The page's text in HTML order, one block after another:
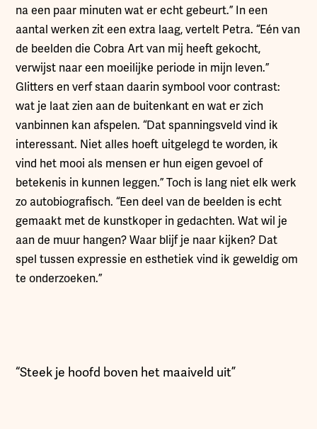
na een paar minuten wat er echt gebeurt.” In een
aantal werken zit een extra laag, vertelt Petra. “Eén van
de beelden die Cobra Art van mij heeft gekocht,
verwijst naar een moeilijke periode in mijn leven.”
Glitters en verf staan daarin symbool voor contrast:
wat je laat zien aan de buitenkant en wat er zich
vanbinnen kan afspelen. “Dat spanningsveld vind ik
interessant. Niet alles hoeft uitgelegd te worden, ik
vind het mooi als mensen er hun eigen gevoel of
betekenis in kunnen leggen.” Toch is lang niet elk werk
zo autobiografisch. “Een deel van de beelden is echt
gemaakt met de kunstkoper in gedachten. Wat wil je
aan de muur hangen? Waar blijf je naar kijken? Dat
spel tussen expressie en esthetiek vind ik geweldig om
te onderzoeken.”
“Steek je hoofd boven het maaiveld uit”